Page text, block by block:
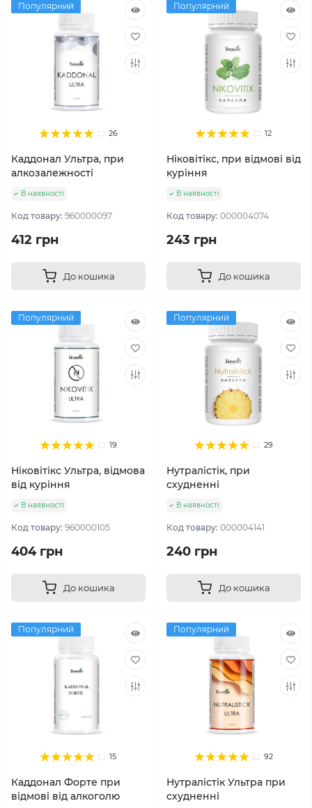
Популярний
26
Каддонал Ультра, при
алкозалежності
В наявності
Код товару: 960000097
412 грн
До кошика
Популярний
12
Ніковітікс, при відмові від
куріння
В наявності
Код товару: 000004074
243 грн
До кошика
Популярний
19
Ніковітікс Ультра, відмова
від куріння
В наявності
Код товару: 960000105
404 грн
До кошика
Популярний
29
Нутралістік, при
схудненні
В наявності
Код товару: 000004141
240 грн
До кошика
Популярний
15
Каддонал Форте при
відмові від алкоголю
Популярний
92
Нутралістік Ультра при
схудненні